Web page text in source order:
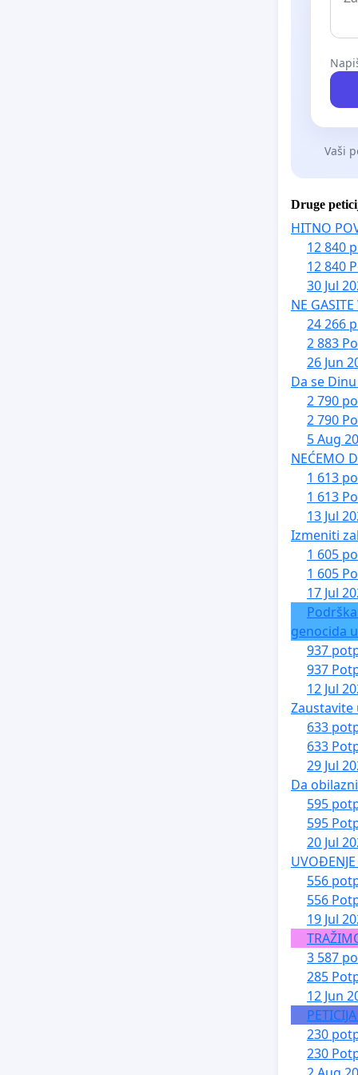
Vaši
Druge
HITNO
12 840
12 840
30 Jul
NE
24 266
2 883
26 Jun
Da se
2 790
2 790
5 Aug
NEĆEMO
1 613
1 613
13 Jul
Izmeniti
1 605
1 605
17 Jul
genocida
937
937
12 Jul
633
633
29 Jul
Da
595
595
20 Jul
556
556
19 Jul
3 587
285
12 Jun
230
230